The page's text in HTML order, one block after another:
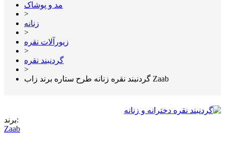
مد و پوشاک
>
زنانه
>
زیورآلات نقره
>
گردنبند نقره
>
گردنبند نقره زنانه طرح ستاره برند زاب Zaab
برند:
Zaab